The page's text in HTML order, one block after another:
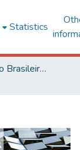
Statistics
SBQP - Simpósio Brasileiro de Qualidade do Projeto no Ambiente Construído